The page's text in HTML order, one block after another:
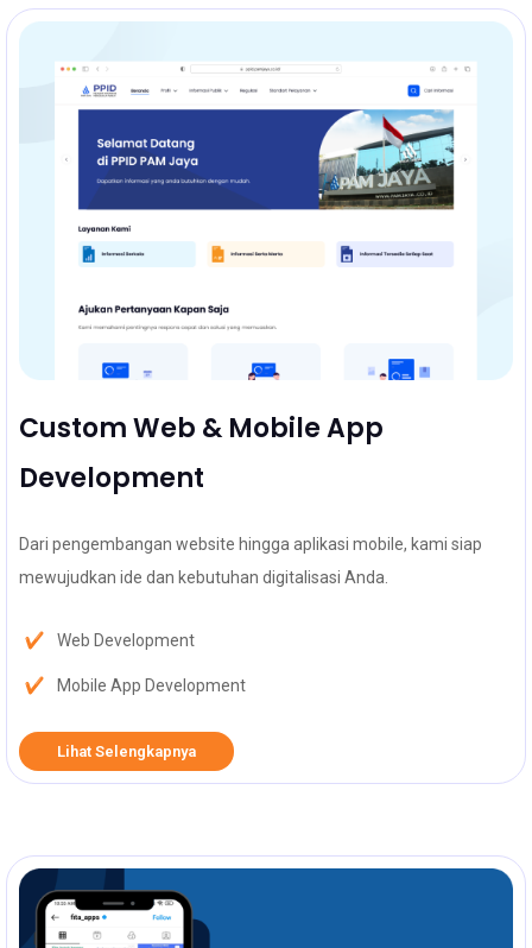
Custom Web & Mobile App
Development
Dari pengembangan website hingga aplikasi mobile, kami siap
mewujudkan ide dan kebutuhan digitalisasi Anda.
Web Development
Mobile App Development
Lihat Selengkapnya